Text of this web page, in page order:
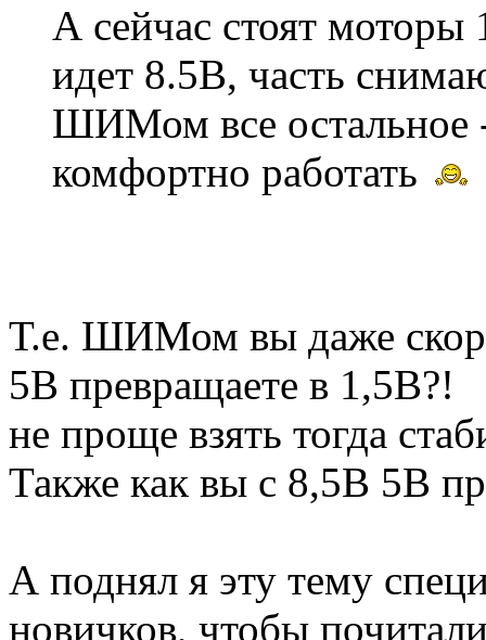
А сейчас стоят моторы
идет 8.5В, часть
ШИМом все остальное
комфортно работать
Т.е. ШИМом вы даже
5В превращаете в 1,5В?!
не проще взять тогда
Также как вы с 8,5В 5В
А поднял я эту тему
новичков, чтобы